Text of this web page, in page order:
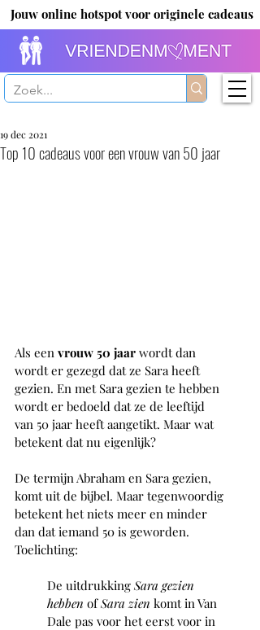
Jouw online hotspot voor originele cadeaus
Top 10 cadeaus voor een vrouw van 50 jaar
19 dec 2021
Als een vrouw 50 jaar wordt dan
wordt er gezegd dat ze Sara heeft
gezien. En met Sara gezien te hebben
wordt er bedoeld dat ze de leeftijd
van 50 jaar heeft aangetikt. Maar wat
betekent dat nu eigenlijk?
De termijn Abraham en Sara gezien,
komt uit de bijbel. Maar tegenwoordig
betekent het niets meer en minder
dan dat iemand 50 is geworden.
Toelichting:
De uitdrukking Sara gezien
hebben of Sara zien komt in Van
Dale pas voor het eerst voor in